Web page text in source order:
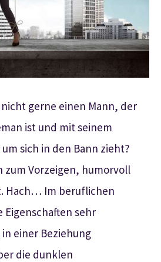
gerne einen Mann, der
ist und mit seinem
sich in den Bann zieht?
zum Vorzeigen, humorvoll
Hach… Im beruflichen
Eigenschaften sehr
einer Beziehung
die dunklen